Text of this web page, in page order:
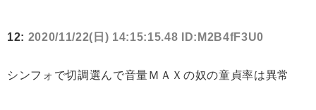
12: 2020/11/22(日) 14:15:15.48 ID:M2B4fF3U0
シンフォで切調選んで音量ＭＡＸの奴の童貞率は異常